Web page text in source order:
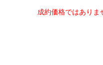
成約価格ではありま